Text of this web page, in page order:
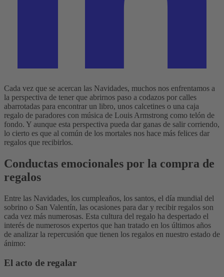
Cada vez que se acercan las Navidades, muchos nos enfrentamos a
la perspectiva de tener que abrirnos paso a codazos por calles
abarrotadas para encontrar un libro, unos calcetines o una caja
regalo de paradores con música de Louis Armstrong como telón de
fondo. Y aunque esta perspectiva pueda dar ganas de salir corriendo,
lo cierto es que al común de los mortales nos hace más felices dar
regalos que recibirlos.
Conductas emocionales por la compra de
regalos
Entre las Navidades, los cumpleaños, los santos, el día mundial del
sobrino o San Valentín, las ocasiones para dar y recibir regalos son
cada vez más numerosas. Esta cultura del regalo ha despertado el
interés de numerosos expertos que han tratado en los últimos años
de analizar la repercusión que tienen los regalos en nuestro estado de
ánimo:
El acto de regalar